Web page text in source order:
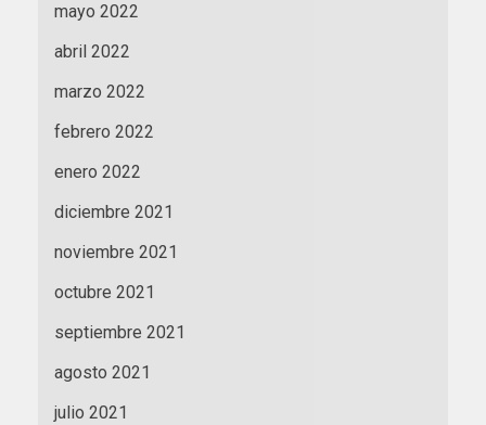
mayo 2022
abril 2022
marzo 2022
febrero 2022
enero 2022
diciembre 2021
noviembre 2021
octubre 2021
septiembre 2021
agosto 2021
julio 2021